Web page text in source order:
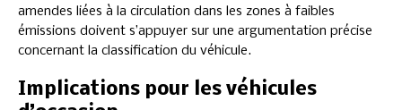
amendes liées à la circulation dans les zones à faibles
émissions doivent s’appuyer sur une argumentation précise
concernant la classification du véhicule.
Implications pour les véhicules